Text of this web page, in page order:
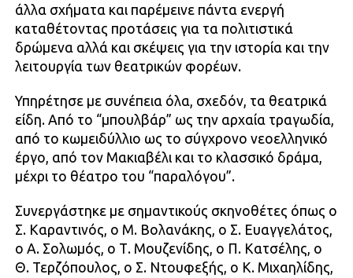
άλλα σχήματα και παρέμεινε πάντα ενεργή
καταθέτοντας προτάσεις για τα πολιτιστικά
δρώμενα αλλά και σκέψεις για την ιστορία και την
λειτουργία των θεατρικών φορέων.
Υπηρέτησε με συνέπεια όλα, σχεδόν, τα θεατρικά
είδη. Από το “μπουλβάρ” ως την αρχαία τραγωδία,
από το κωμειδύλλιο ως το σύγχρονο νεοελληνικό
έργο, από τον Μακιαβέλι και το κλασσικό δράμα,
μέχρι το θέατρο του “παραλόγου”.
Συνεργάστηκε με σημαντικούς σκηνοθέτες όπως ο
Σ. Καραντινός, ο Μ. Βολανάκης, ο Σ. Ευαγγελάτος,
ο Α. Σολωμός, ο Τ. Μουζενίδης, ο Π. Κατσέλης, ο
Θ. Τερζόπουλος, ο Σ. Ντουφεξής, ο Κ. Μιχαηλίδης,